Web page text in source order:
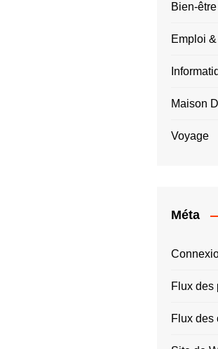
Bien-
Emploi
Maison
Voyage
Méta
Flux des
Flux des